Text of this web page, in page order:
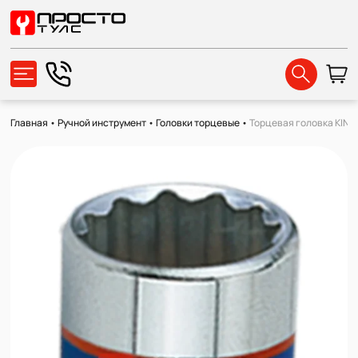
Главная •Ручной инструмент •Головки торцевые •Торцевая головка